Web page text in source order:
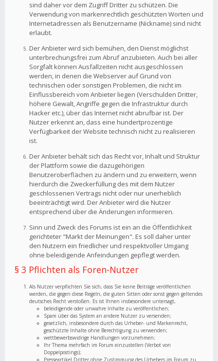
sind daher vor dem Zugriff Dritter zu schützen. Die
Verwendung von markenrechtlich geschützten Worten und
Internetadressen als Benutzername (Nickname) sind nicht
erlaubt.
Der Anbieter wird sich bemühen, den Dienst möglichst
unterbrechungsfrei zum Abruf anzubieten. Auch bei aller
Sorgfalt können Ausfallzeiten nicht ausgeschlossen
werden, in denen die Webserver auf Grund von
technischen oder sonstigen Problemen, die nicht im
Einflussbereich vom Anbieter liegen (Verschulden Dritter,
höhere Gewalt, Angriffe gegen die Infrastruktur durch
Hacker etc.), über das Internet nicht abrufbar ist. Der
Nutzer erkennt an, dass eine hundertprozentige
Verfügbarkeit der Website technisch nicht zu realisieren
ist.
Der Anbieter behält sich das Recht vor, Inhalt und Struktur
der Plattform sowie die dazugehörigen
Benutzeroberflächen zu ändern und zu erweitern, wenn
hierdurch die Zweckerfüllung des mit dem Nutzer
geschlossenen Vertrags nicht oder nur unerheblich
beeinträchtigt wird. Der Anbieter wird die Nutzer
entsprechend über die Änderungen informieren.
Sinn und Zweck des Forums ist ein an die Öffentlichkeit
gerichteter "Markt der Meinungen". Es soll daher unter
den Nutzern ein friedlicher und respektvoller Umgang
ohne beleidigende Anfeindungen gepflegt werden.
§ 3 Pflichten als Foren-Nutzer
Als Nutzer verpflichten Sie sich, dass Sie keine Beiträge veröffentlichen
werden, die gegen diese Regeln, die guten Sitten oder sonst gegen geltendes
deutsches Recht verstoßen. Es ist Ihnen insbesondere untersagt,
beleidigende oder unwahre Inhalte zu veröffentlichen;
Spam über das System an andere Nutzer zu versenden;
gesetzlich, insbesondere durch das Urheber- und Markenrecht,
geschützte Inhalte ohne Berechtigung zu verwenden;
wettbewerbswidrige Handlungen vorzunehmen;
Ihr Thema mehrfach im Forum einzustellen (Verbot von
Doppelpostings);
Presseartikel Dritter ohne Zustimmung des Urhebers im Forum zu